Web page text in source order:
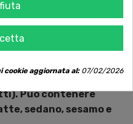
(aglio, cipolla, pepe
(contiene
amido di
Gamberettiessiccati
Frumento (glutine),
Può contenere
sedano, sesamo e
cookie aggiornata al:07/02/2026